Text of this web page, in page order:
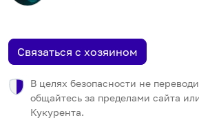
Связаться с хозяином
В целях безопасности не
общайтесь за пределами сайта
Кукурента.